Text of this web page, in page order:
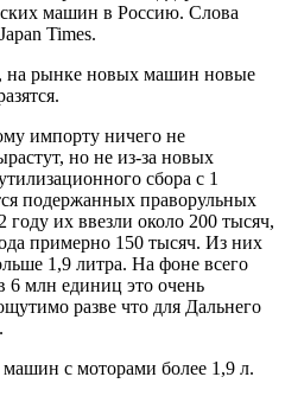
машин в Россию. Слова
Times.
рынке новых машин новые
импорту ничего не
но не из-за новых
сбора с 1
подержанных праворульных
их ввезли около 200 тысяч,
примерно 150 тысяч. Из них
1,9 литра. На фоне всего
млн единиц это очень
разве что для Дальнего